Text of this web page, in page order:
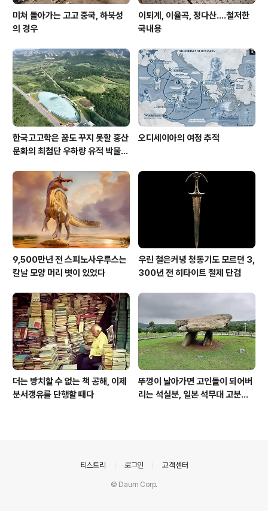
미쳐 돌아가는 고고 중국, 하북성
의 경우
이퇴계, 이율곡, 정다산....철저한
국내용
한국고고학은 꿈도 꾸지 못할 홍산
문화의 최첨단 우하량 유적 박물관
오디세이아의 여정 추적
9,500만년 전 스피노사우루스는
칼날 모양 머리 볏이 있었다
우린 철은커녕 청동기도 모르던 3,
300년 전 히타이트 철제 단검
더는 방치할 수 없는 책 공해, 이제
분서갱유를 단행할 때다
뚜껑이 날아가면 고인돌이 되어버
리는 석실분, 일본 석무대 고분의
티스토리 로그인 고객센터
© Daum Corp.